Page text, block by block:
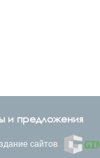
и предложения
сайтов